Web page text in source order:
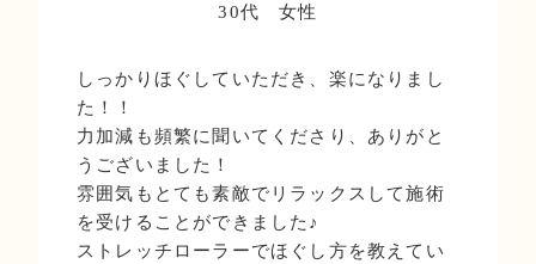
30代 女性
しっかりほぐしていただき、楽になりまし
た！！
力加減も頻繁に聞いてくださり、ありがと
うございました！
雰囲気もとても素敵でリラックスして施術
を受けることができました♪
ストレッチローラーでほぐし方を教えてい